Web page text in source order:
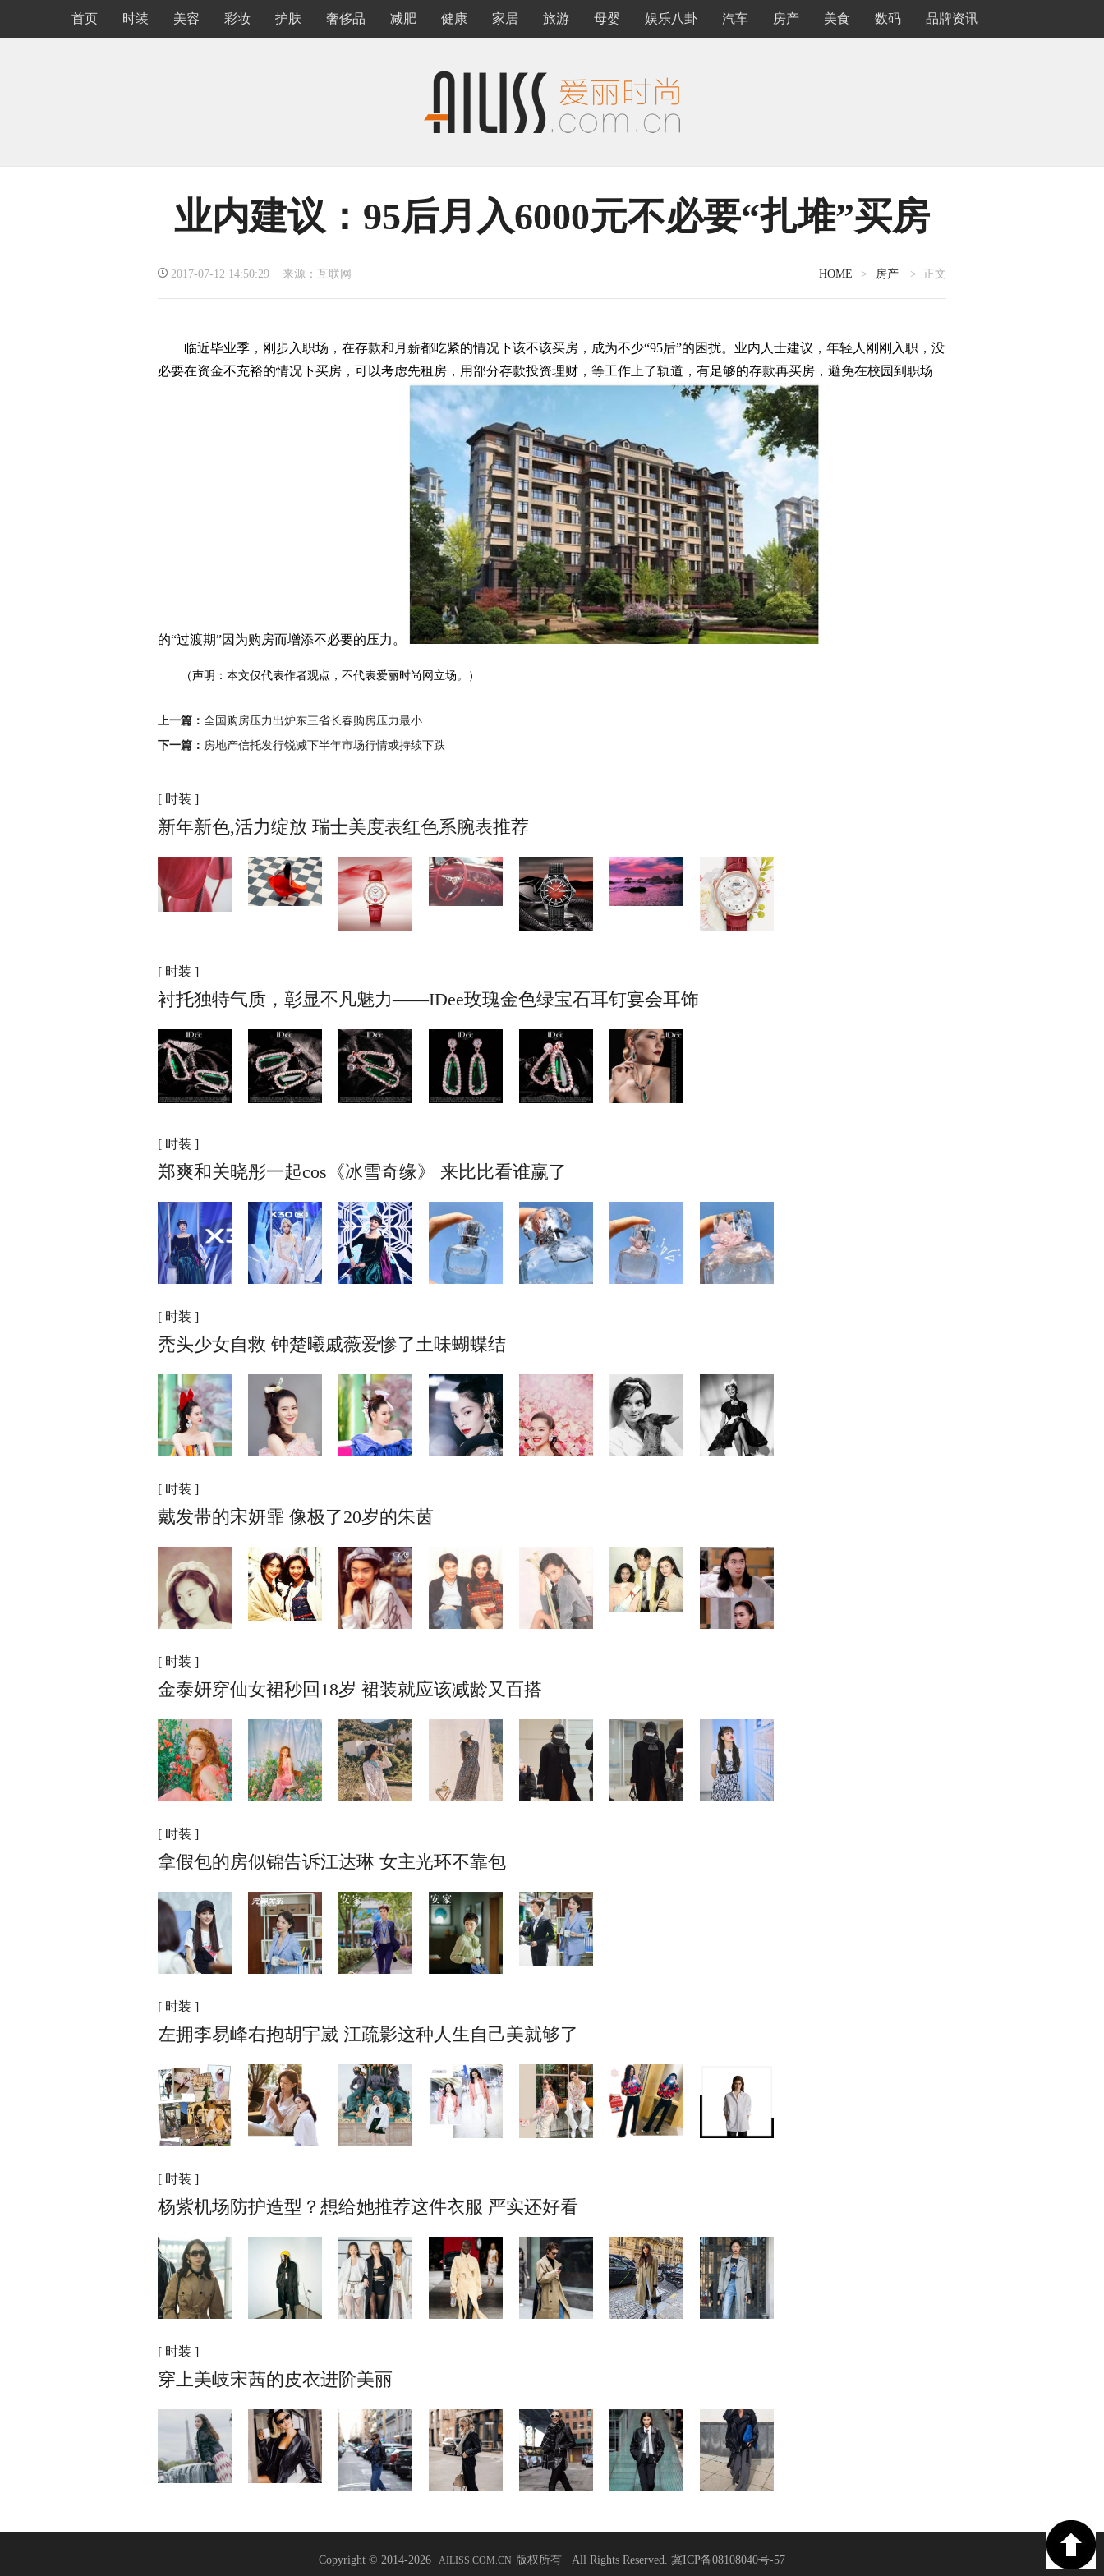
首页 时装 美容 彩妆 护肤 奢侈品 减肥 健康 家居 旅游 母婴 娱乐八卦 汽车 房产 美食 数码 品牌资讯
业内建议：95后月入6000元不必要“扎堆”买房
2017-07-12 14:50:29 来源：互联网 HOME > 房产 > 正文
临近毕业季，刚步入职场，在存款和月薪都吃紧的情况下该不该买房，成为不少“95后”的困扰。业内人士建议，年轻人刚刚入职，没
必要在资金不充裕的情况下买房，可以考虑先租房，用部分存款投资理财，等工作上了轨道，有足够的存款再买房，避免在校园到职场
的“过渡期”因为购房而增添不必要的压力。
（声明：本文仅代表作者观点，不代表爱丽时尚网立场。）
上一篇： 全国购房压力出炉东三省长春购房压力最小
下一篇： 房地产信托发行锐减下半年市场行情或持续下跌
[ 时装 ]
新年新色,活力绽放 瑞士美度表红色系腕表推荐
[ 时装 ]
衬托独特气质，彰显不凡魅力——IDee玫瑰金色绿宝石耳钉宴会耳饰
[ 时装 ]
郑爽和关晓彤一起cos《冰雪奇缘》 来比比看谁赢了
[ 时装 ]
秃头少女自救 钟楚曦戚薇爱惨了土味蝴蝶结
[ 时装 ]
戴发带的宋妍霏 像极了20岁的朱茵
[ 时装 ]
金泰妍穿仙女裙秒回18岁 裙装就应该减龄又百搭
[ 时装 ]
拿假包的房似锦告诉江达琳 女主光环不靠包
[ 时装 ]
左拥李易峰右抱胡宇崴 江疏影这种人生自己美就够了
[ 时装 ]
杨紫机场防护造型？想给她推荐这件衣服 严实还好看
[ 时装 ]
穿上美岐宋茜的皮衣进阶美丽
Copyright © 2014-2026 AILISS.COM.CN 版权所有 All Rights Reserved. 冀ICP备08108040号-57